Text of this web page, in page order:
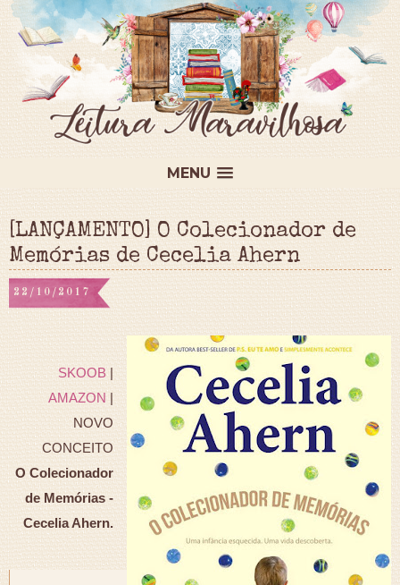
MENU
[LANÇAMENTO] O Colecionador de
Memórias de Cecelia Ahern
22/10/2017
SKOOB|
AMAZON|
NOVO
CONCEITO
O Colecionador
de Memórias -
Cecelia Ahern.